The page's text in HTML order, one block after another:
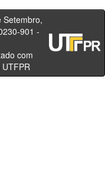
901 -
com